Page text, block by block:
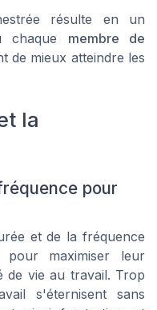
résulte en un
chaque membre de
de mieux atteindre les
la
pour
et de la fréquence
pour maximiser leur
de vie au travail. Trop
s'éternisent sans